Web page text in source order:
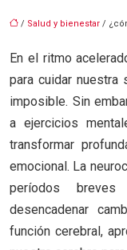
/ Salud y bienestar /
En el ritmo
para cuidar nuestra
imposible. Sin
a ejercicios
transformar
emocional. La
períodos
desencadenar
función cerebral,